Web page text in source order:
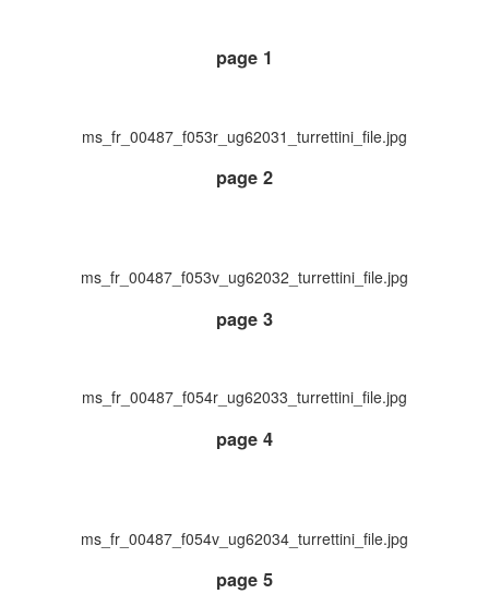
page 1
ms_fr_00487_f053r_ug62031_turrettini_file.jpg
page 2
ms_fr_00487_f053v_ug62032_turrettini_file.jpg
page 3
ms_fr_00487_f054r_ug62033_turrettini_file.jpg
page 4
ms_fr_00487_f054v_ug62034_turrettini_file.jpg
page 5